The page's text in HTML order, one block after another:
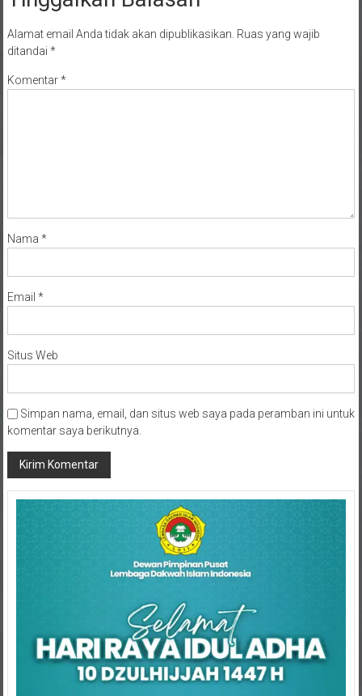
ditandai*
Nama*
Email*
Situs Web
Simpan nama, email, dan situs web saya pada peramban ini untuk
komentar saya berikutnya.